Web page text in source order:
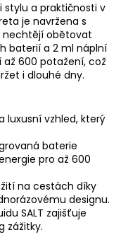
stylu a praktičnosti v
je navržena s
nechtějí obětovat
baterií a 2 ml náplní
až 600 potažení, což
i dlouhé dny.
luxusní vzhled, který
baterie
pro až 600
na cestách díky
designu.
SALT zajišťuje
zážitky.